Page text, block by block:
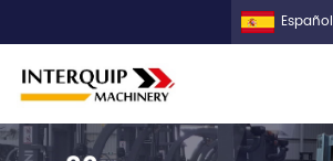
Español